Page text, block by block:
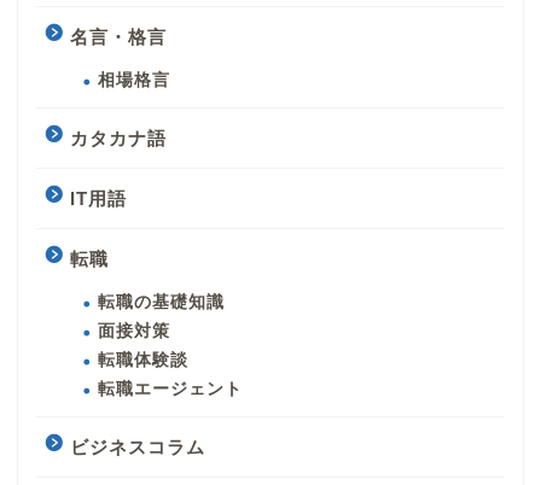
名言・格言
相場格言
カタカナ語
IT用語
転職
転職の基礎知識
面接対策
転職体験談
転職エージェント
ビジネスコラム